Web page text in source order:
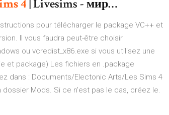
4| Livesims - мир…
pour télécharger le package VC++ et
Il vous faudra peut-être choisir
ou vcredist_x86.exe si vous utilisez une
et package) Les fichiers en .package
dans : Documents/Electonic Arts/Les Sims 4
Mods. Si ce n'est pas le cas, créez le.